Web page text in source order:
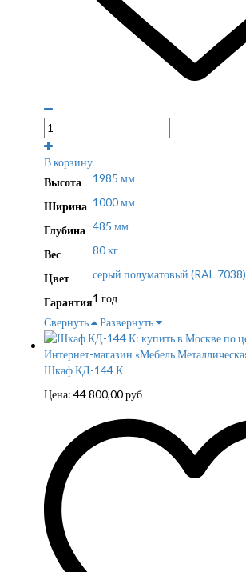
В корзину
Высота
1985 мм
Ширина 1000 мм
Глубина 485 мм
Вес 80 кг
Цвет серый полуматовый (RAL 7038)
Гарантия1 год
Свернуть
Развернуть
Шкаф КД-144 К
Цена: 44 800,00руб